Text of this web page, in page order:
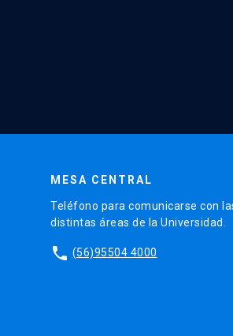
MESA CENTRAL
Teléfono para comunicarse con
distintas áreas de la Universidad.
phone (56)95504 4000